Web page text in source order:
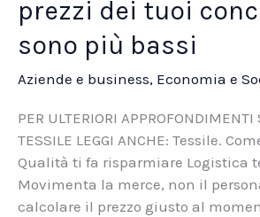
prezzi dei tuoi
sono più bassi
Aziende e business, Economia e
PER ULTERIORI APPROFONDIMENTI
TESSILE LEGGI ANCHE: Tessile.
Qualità ti fa risparmiare Logistica
Movimenta la merce, non il
calcolare il prezzo giusto al